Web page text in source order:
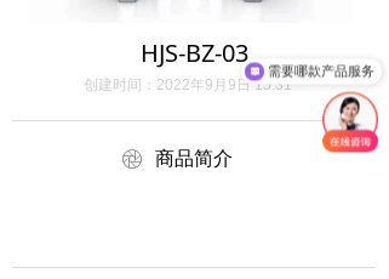
HJS-BZ-03
商品简介
创建时间： 2022年9月9日 15:31
ꁵ
需要哪款产品服务